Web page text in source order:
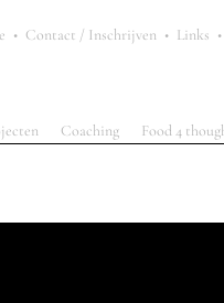
• Contact / Inschrijven • Links •
Coaching Food 4